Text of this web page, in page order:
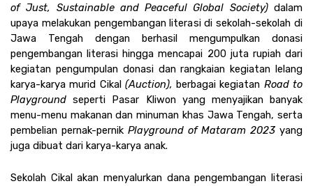
of Just, Sustainable and Peaceful Global Society) dalam
upaya melakukan pengembangan literasi di sekolah-sekolah di
Jawa Tengah dengan berhasil mengumpulkan donasi
pengembangan literasi hingga mencapai 200 juta rupiah dari
kegiatan pengumpulan donasi dan rangkaian kegiatan lelang
karya-karya murid Cikal (Auction), berbagai kegiatan Road to
Playground seperti Pasar Kliwon yang menyajikan banyak
menu-menu makanan dan minuman khas Jawa Tengah, serta
pembelian pernak-pernik Playground of Mataram 2023 yang
juga dibuat dari karya-karya anak.
Sekolah Cikal akan menyalurkan dana pengembangan literasi